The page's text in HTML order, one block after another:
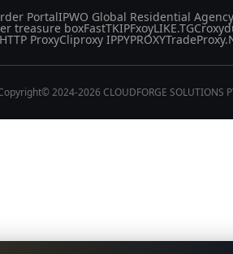
PortalIPWO Global Residential Agency
treasure boxFastTKIPFxoyLIKE.TGCroxy
ProxyCliproxy IPPYPROXY
2024-2026 CLOUDFORGE